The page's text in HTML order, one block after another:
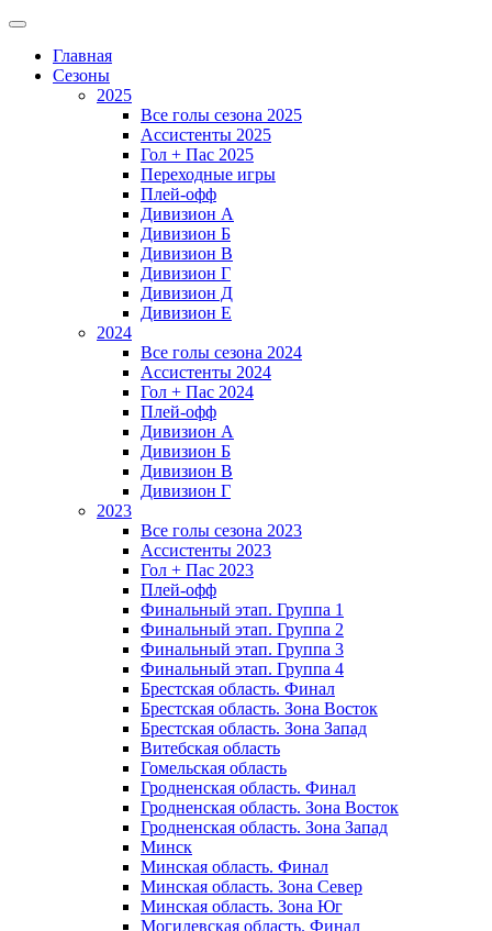
Главная
Сезоны
2025
Все голы сезона 2025
Ассистенты 2025
Гол + Пас 2025
Переходные игры
Плей-офф
Дивизион A
Дивизион Б
Дивизион В
Дивизион Г
Дивизион Д
Дивизион Е
2024
Все голы сезона 2024
Ассистенты 2024
Гол + Пас 2024
Плей-офф
Дивизион A
Дивизион Б
Дивизион В
Дивизион Г
2023
Все голы сезона 2023
Ассистенты 2023
Гол + Пас 2023
Плей-офф
Финальный этап. Группа 1
Финальный этап. Группа 2
Финальный этап. Группа 3
Финальный этап. Группа 4
Брестская область. Финал
Брестская область. Зона Восток
Брестская область. Зона Запад
Витебская область
Гомельская область
Гродненская область. Финал
Гродненская область. Зона Восток
Гродненская область. Зона Запад
Минск
Минская область. Финал
Минская область. Зона Север
Минская область. Зона Юг
Могилевская область. Финал